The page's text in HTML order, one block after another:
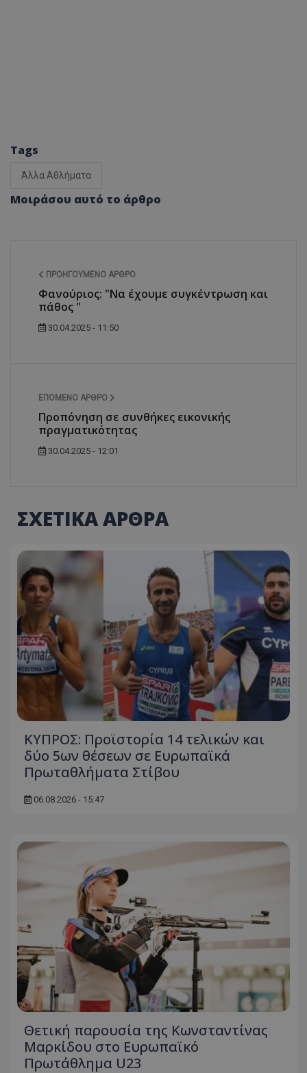
Tags
Άλλα Αθλήματα
Μοιράσου αυτό το άρθρο
ΠΡΟΗΓΟΎΜΕΝΟ ΆΡΘΡΟ
Φανούριος: "Να έχουμε συγκέντρωση και
πάθος "
30.04.2025 - 11:50
ΕΠΌΜΕΝΟ ΆΡΘΡΟ
Προπόνηση σε συνθήκες εικονικής
πραγματικότητας
30.04.2025 - 12:01
ΣΧΕΤΙΚΑ ΑΡΘΡΑ
ΚΥΠΡΟΣ: Προϊστορία 14 τελικών και
δύο 5ων θέσεων σε Ευρωπαϊκά
Πρωταθλήματα Στίβου
06.08.2026 - 15:47
Θετική παρουσία της Κωνσταντίνας
Μαρκίδου στο Ευρωπαϊκό
Πρωτάθλημα U23